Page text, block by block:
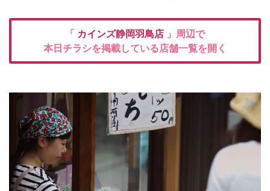
「 カインズ静岡羽鳥店 」周辺で
本日チラシを掲載している店舗一覧を開く